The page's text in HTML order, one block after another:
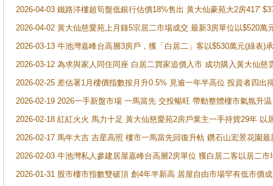
2026-04-03 鐵路洋樓超筍盤低銀行估價18%售出 黃大仙豪苑大2房417'
2026-04-02 黃大仙慈愛苑上月錄5宗居二市場成交 最新3房單位以$520萬
2026-03-13 牛池灣嘉峰台高層3房戶，獲「白居二」客以$530萬元(綠表)
2026-03-12 為求與家人同住同座 白居二買家追價入市 成功購入黃大仙
2026-02-25 差估署1月樓價指數按月升0.5% 見逾一年半高位 投資者四
2026-02-19 2026一手新盤市場 一馬當先 交投暢旺 帶動整體樓市氣氛升
2026-02-18 紅紅火火 馬力十足 黃大仙慈愛苑2房戶業主一手持貨29年 以
2026-02-17 馬年大吉 吉星高照 樓市一馬當先回復升軌 鑽石山宏景花園
2026-02-03 牛池灣私人參建居屋嘉峰台高層2房單位 獲白居二客以居二市
2026-01-31 股市樓市指數雙破頂 創4年半新高 居屋自由市場罕有低市價